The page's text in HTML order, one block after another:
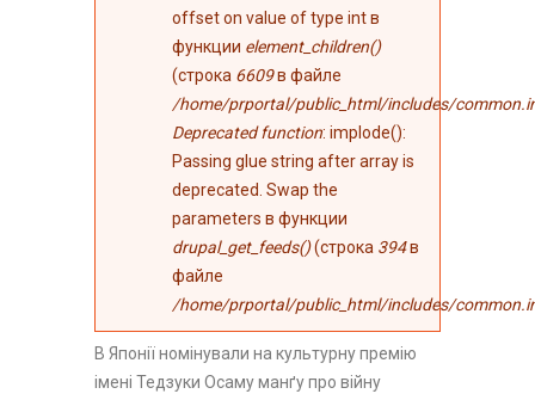
offset on value of type int в
функции element_children()
(строка 6609в файле
/home/prportal/public_html/includes/
Deprecated function: implode():
Passing glue string after array is
deprecated. Swap the
parameters в функции
drupal_get_feeds()(строка 394в
файле
/home/prportal/public_html/includes/
В Японії номінували на культурну премію
імені Тедзуки Осаму манґу про війну